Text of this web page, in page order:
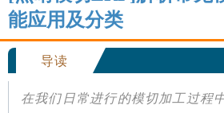
能应用及分类
导读
在我们日常进行的模切加工过程